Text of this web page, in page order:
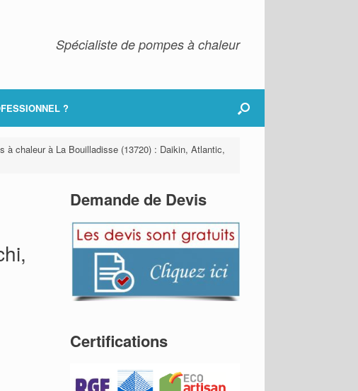
Spécialiste de pompes à chaleur
?
à chaleur à La Bouilladisse (13720) : Daikin, Atlantic,
Demande de Devis
Certifications